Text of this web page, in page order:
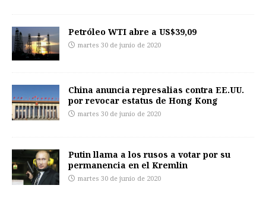
Petróleo WTI abre a US$39,09
martes 30 de junio de 2020
China anuncia represalias contra EE.UU.
por revocar estatus de Hong Kong
martes 30 de junio de 2020
Putin llama a los rusos a votar por su
permanencia en el Kremlin
martes 30 de junio de 2020